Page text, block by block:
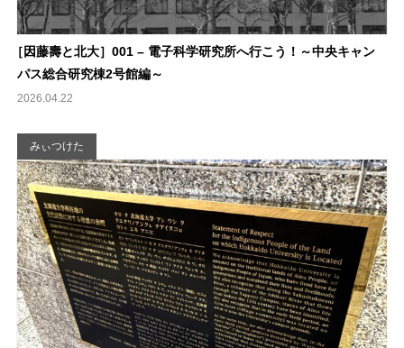
［因藤壽と北大］001 – 電子科学研究所へ行こう！～中央キャン
パス総合研究棟2号館編～
2026.04.22
みぃつけた